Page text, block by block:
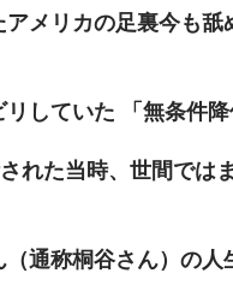
メリカの足裏今も
していた 「無条件降
れた当時、世間では
通称桐谷さん）の